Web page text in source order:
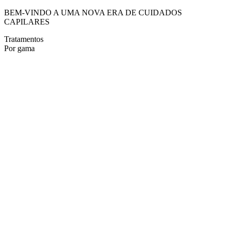
BEM-VINDO A UMA NOVA ERA DE CUIDADOS
CAPILARES
Tratamentos
Por gama